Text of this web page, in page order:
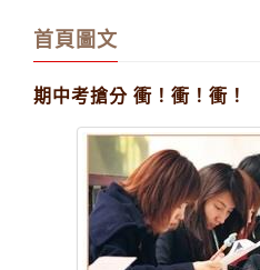
首頁圖文
期中考搶分 衝！衝！衝！